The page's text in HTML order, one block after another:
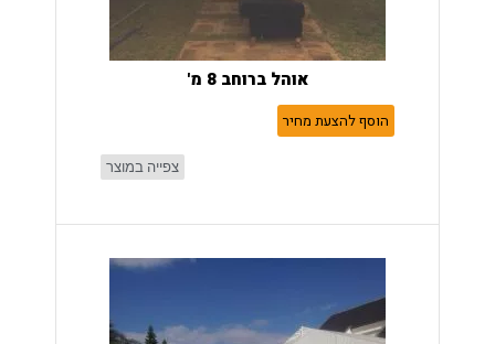
אוהל ברוחב 8 מ'
הוסף להצעת מחיר
צפייה במוצר